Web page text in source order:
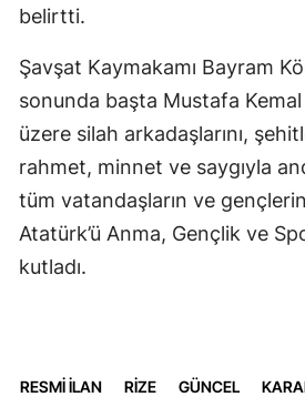
belirtti.
Şavşat Kaymakamı Bayram
sonunda başta Mustafa
üzere silah arkadaşlarını,
rahmet, minnet ve saygıyla
tüm vatandaşların ve
Atatürk’ü Anma, Gençlik ve
kutladı.
RESMİ İLAN RİZE GÜNCEL